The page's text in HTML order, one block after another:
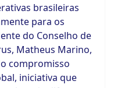
brasileiras
para os
do Conselho de
Matheus Marino,
compromisso
iniciativa que